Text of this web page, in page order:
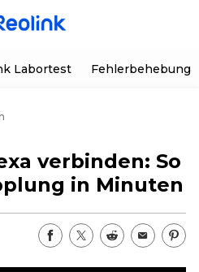
Labortest Fehlerbehebung
verbinden: So
in Minuten